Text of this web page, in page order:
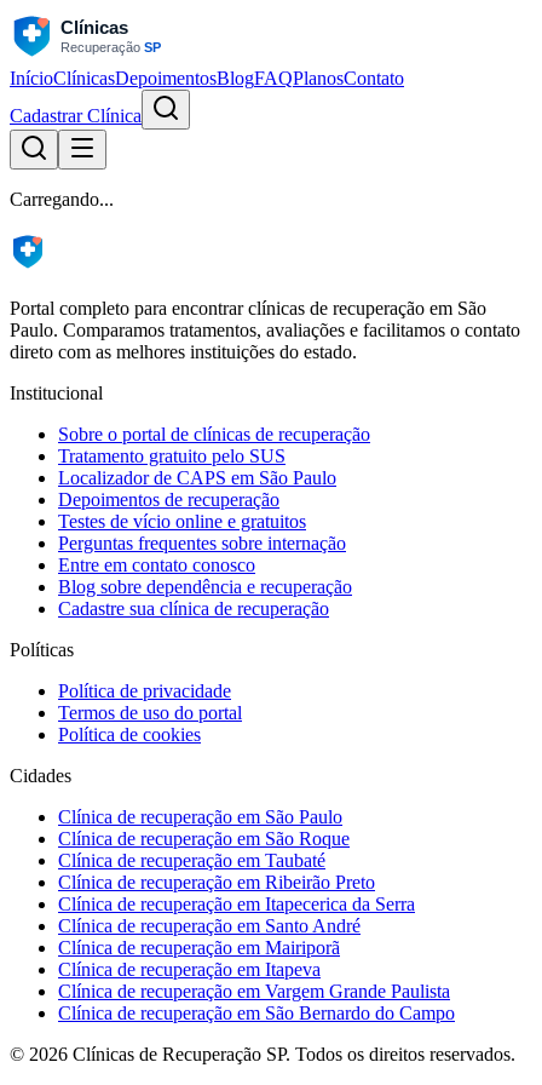
InícioClínicasDepoimentosBlogFAQPlanosContato
Cadastrar Clínica
Carregando...
Portal completo para encontrar clínicas de recuperação em São
Paulo. Comparamos tratamentos, avaliações e facilitamos o contato
direto com as melhores instituições do estado.
Institucional
Sobre o portal de clínicas de recuperação
Tratamento gratuito pelo SUS
Localizador de CAPS em São Paulo
Depoimentos de recuperação
Testes de vício online e gratuitos
Perguntas frequentes sobre internação
Entre em contato conosco
Blog sobre dependência e recuperação
Cadastre sua clínica de recuperação
Políticas
Política de privacidade
Termos de uso do portal
Política de cookies
Cidades
Clínica de recuperação em São Paulo
Clínica de recuperação em São Roque
Clínica de recuperação em Taubaté
Clínica de recuperação em Ribeirão Preto
Clínica de recuperação em Itapecerica da Serra
Clínica de recuperação em Santo André
Clínica de recuperação em Mairiporã
Clínica de recuperação em Itapeva
Clínica de recuperação em Vargem Grande Paulista
Clínica de recuperação em São Bernardo do Campo
© 2026 Clínicas de Recuperação SP. Todos os direitos reservados.